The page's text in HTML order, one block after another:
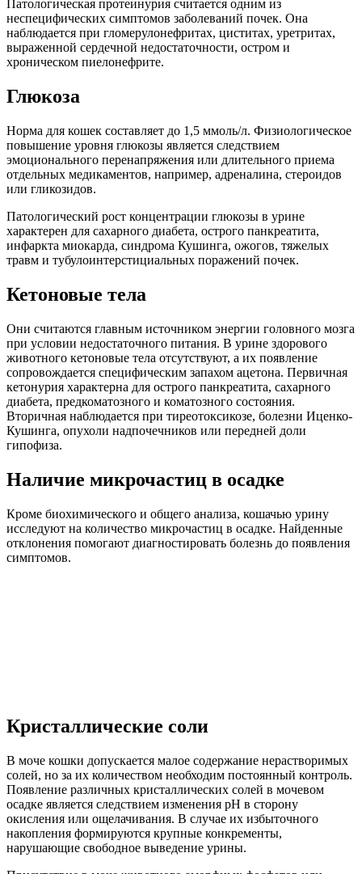
Патологическая протеинурия считается одним из
неспецифических симптомов заболеваний почек. Она
наблюдается при гломерулонефритах, циститах, уретритах,
выраженной сердечной недостаточности, остром и
хроническом пиелонефрите.
Глюкоза
Норма для кошек составляет до 1,5 ммоль/л. Физиологическое
повышение уровня глюкозы является следствием
эмоционального перенапряжения или длительного приема
отдельных медикаментов, например, адреналина, стероидов
или гликозидов.
Патологический рост концентрации глюкозы в урине
характерен для сахарного диабета, острого панкреатита,
инфаркта миокарда, синдрома Кушинга, ожогов, тяжелых
травм и тубулоинтерстициальных поражений почек.
Кетоновые тела
Они считаются главным источником энергии головного мозга
при условии недостаточного питания. В урине здорового
животного кетоновые тела отсутствуют, а их появление
сопровождается специфическим запахом ацетона. Первичная
кетонурия характерна для острого панкреатита, сахарного
диабета, предкоматозного и коматозного состояния.
Вторичная наблюдается при тиреотоксикозе, болезни Иценко-
Кушинга, опухоли надпочечников или передней доли
гипофиза.
Наличие микрочастиц в осадке
Кроме биохимического и общего анализа, кошачью урину
исследуют на количество микрочастиц в осадке. Найденные
отклонения помогают диагностировать болезнь до появления
симптомов.
Кристаллические соли
В моче кошки допускается малое содержание нерастворимых
солей, но за их количеством необходим постоянный контроль.
Появление различных кристаллических солей в мочевом
осадке является следствием изменения pH в сторону
окисления или ощелачивания. В случае их избыточного
накопления формируются крупные конкременты,
нарушающие свободное выведение урины.